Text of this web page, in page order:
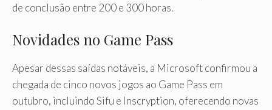
de conclusão entre 200 e 300 horas.
Novidades no Game Pass
Apesar dessas saídas notáveis, a Microsoft confirmou a
chegada de cinco novos jogos ao Game Pass em
outubro, incluindo Sifu e Inscryption, oferecendo novas